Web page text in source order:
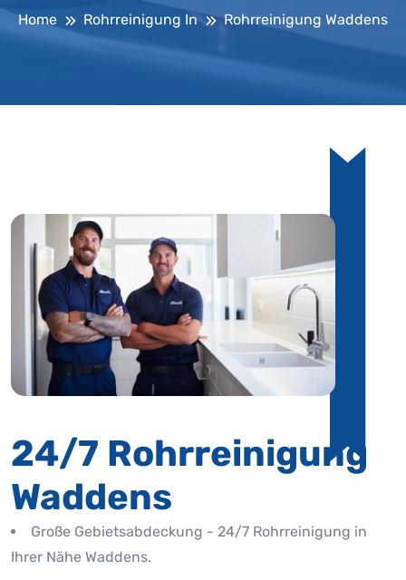
Home Rohrreinigung In Rohrreinigung Waddens
24/7 Rohrreinigung
Waddens
Große Gebietsabdeckung - 24/7 Rohrreinigung in
Ihrer Nähe Waddens.